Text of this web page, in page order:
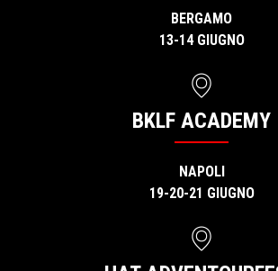
BERGAMO
13-14 GIUGNO
BKLF ACADEMY
NAPOLI
19-20-21 GIUGNO